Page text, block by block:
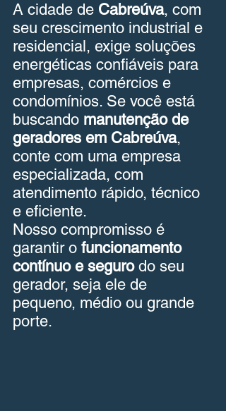
A cidade de Cabreúva, com
seu crescimento industrial e
residencial, exige soluções
energéticas confiáveis para
empresas, comércios e
condomínios. Se você está
buscando manutenção de
geradores em Cabreúva,
conte com uma empresa
especializada, com
atendimento rápido, técnico
e eficiente.
Nosso compromisso é
garantir o funcionamento
contínuo e seguro do seu
gerador, seja ele de
pequeno, médio ou grande
porte.